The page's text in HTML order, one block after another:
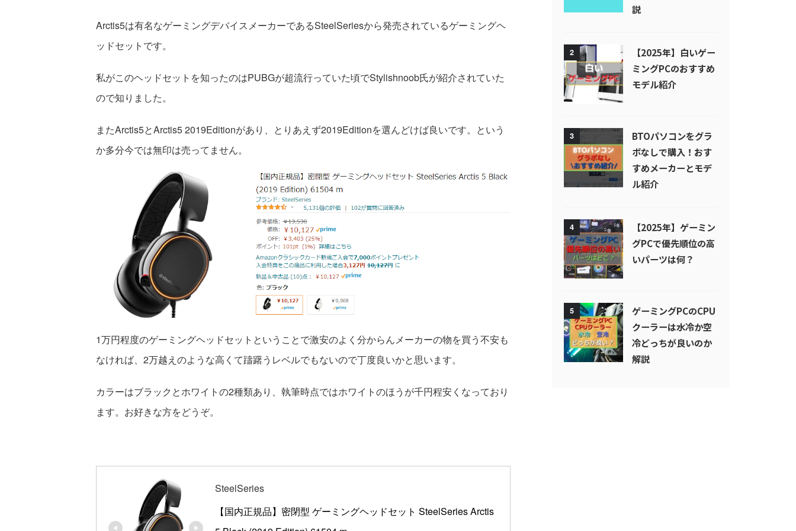
Arctis5は有名なゲーミングデバイスメーカーであるSteelSeriesから発売されているゲーミングヘ
ッドセットです。
私がこのヘッドセットを知ったのはPUBGが超流行っていた頃でStylishnoob氏が紹介されていた
ので知りました。
またArctis5とArctis5 2019Editionがあり、とりあえず2019Editionを選んどけば良いです。という
か多分今では無印は売ってません。
1万円程度のゲーミングヘッドセットということで激安のよく分からんメーカーの物を買う不安も
なければ、2万越えのような高くて躊躇うレベルでもないので丁度良いかと思います。
カラーはブラックとホワイトの2種類あり、執筆時点ではホワイトのほうが千円程安くなっており
ます。お好きな方をどうぞ。
SteelSeries
【国内正規品】密閉型 ゲーミングヘッドセット SteelSeries Arctis
説
2
【2025年】白いゲー
ミングPCのおすすめ
モデル紹介
3
BTOパソコンをグラ
ボなしで購入！おす
すめメーカーとモデ
ル紹介
4
【2025年】ゲーミン
グPCで優先順位の高
いパーツは何？
5
ゲーミングPCのCPU
クーラーは水冷か空
冷どっちが良いのか
解説